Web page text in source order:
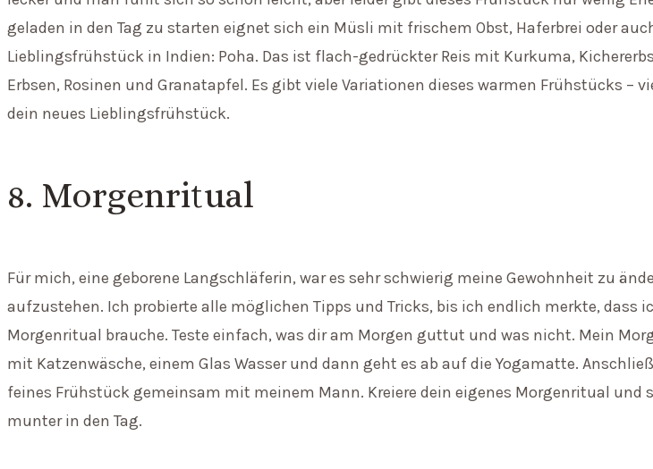
geladen in den Tag zu starten eignet sich ein Müsli mit frischem Obst, Haferbrei oder
Lieblingsfrühstück in Indien: Poha. Das ist flach-gedrückter Reis mit Kurkuma,
Erbsen, Rosinen und Granatapfel. Es gibt viele Variationen dieses warmen Frühstücks –
dein neues Lieblingsfrühstück.
8. Morgenritual
Für mich, eine geborene Langschläferin, war es sehr schwierig meine Gewohnheit zu
aufzustehen. Ich probierte alle möglichen Tipps und Tricks, bis ich endlich merkte, dass
Morgenritual brauche. Teste einfach, was dir am Morgen guttut und was nicht. Mein
mit Katzenwäsche, einem Glas Wasser und dann geht es ab auf die Yogamatte.
feines Frühstück gemeinsam mit meinem Mann. Kreiere dein eigenes Morgenritual und
munter in den Tag.